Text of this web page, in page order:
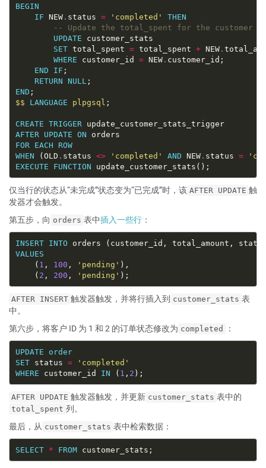
BEGIN
IF NEW. status = 'completed'
THEN
-- Update the total_spent for the customer
UPDATE
SET total_spent = total_spent + NEW.
WHERE customer_id = NEW.
END
IF
RETURN NULL
END
$$
LANGUAGE plpgsql
CREATE TRIGGER
update_customer_stats_trigger
AFTER
UPDATE ON
FOR
EACH
ROW
WHEN (OLD . status <> 'completed' AND NEW. status =
EXECUTE
FUNCTION
仅当行的状态从“未完成”状态变为“已完成”时，该 AFTER UPDATE 触
发器才会触发。
第五步，向 orders 表中插入一些行 ：
INSERT
INTO
VALUES
    (
1 , 100 , 'pending'
    (
2 , 200 , 'pending'
AFTER INSERT 触发器触发，并将行插入到 customer_stats 表
中。
第六步，将客户 ID 为 1 和 2 的订单状态修改为 completed ：
UPDATE
order
SET status =
'completed'
WHERE customer_id IN ( 1 , 2
AFTER UPDATE 触发器触发，并更新 customer_stats 表中的
total_spent 列。
最后，从 customer_stats 表中检索数据：
SELECT * FROM